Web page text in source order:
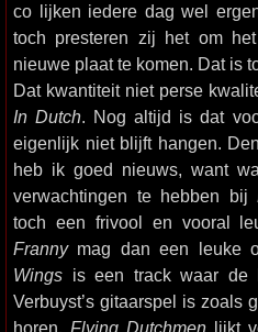
co lijken iedere dag wel
toch presteren zij het om
nieuwe plaat te komen. Dat is
Dat kwantiteit niet perse
In Dutch. Nog altijd is dat
eigenlijk niet blijft hangen.
heb ik goed nieuws, want
verwachtingen te hebben bij
toch een frivool en vooral
Frannymag dan een leuke
Wings is een track waar de
Verbuyst’s gitaarspel is zoals
horen. Flying Dutchmen lijkt